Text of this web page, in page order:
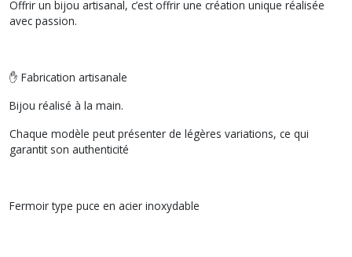
Offrir un bijou artisanal, c’est offrir une création unique réalisée
avec passion.
✋ Fabrication artisanale
Bijou réalisé à la main.
Chaque modèle peut présenter de légères variations, ce qui
garantit son authenticité
Fermoir type puce en acier inoxydable